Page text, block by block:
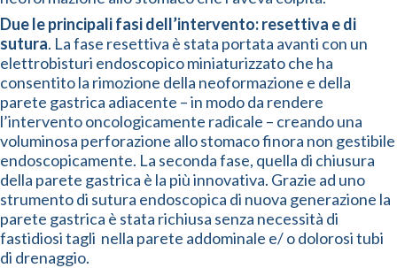
Due le principali fasi dell’intervento: resettiva e di
sutura. La fase resettiva è stata portata avanti con un
elettrobisturi endoscopico miniaturizzato che ha
consentito la rimozione della neoformazione e della
parete gastrica adiacente – in modo da rendere
l’intervento oncologicamente radicale – creando una
voluminosa perforazione allo stomaco finora non gestibile
endoscopicamente. La seconda fase, quella di chiusura
della parete gastrica è la più innovativa. Grazie ad uno
strumento di sutura endoscopica di nuova generazione la
parete gastrica è stata richiusa senza necessità di
fastidiosi tagli nella parete addominale e/ o dolorosi tubi
di drenaggio.